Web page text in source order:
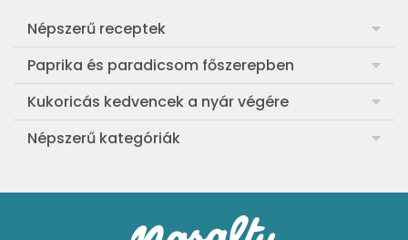
Népszerű receptek
Frankfurti leves
Egyszerű muffin
Aranygaluska
Egyszerű krumplifőzelék
Klasszikus madártej
Paprika és paradicsom főszerepben
Pan con Tomate
Paradicsom és paprika eltevése télre
Paradicsomos húsgombóc
Paradicsomos flat tart leveles tésztából
Kukoricás kedvencek a nyár végére
Legfinomabb főtt kukorica
Szójás-vajas grillkukoricák
Népszerű kategóriák